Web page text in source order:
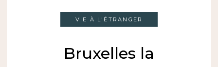
VIE À L'ÉTRANGER
Bruxelles la